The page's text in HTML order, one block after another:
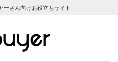
ーさん向けお役立ちサイト